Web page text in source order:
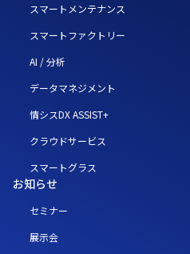
スマートメンテナンス
スマートファクトリー
AI / 分析
データマネジメント
情シスDX ASSIST+
クラウドサービス
スマートグラス
お知らせ
セミナー
展示会